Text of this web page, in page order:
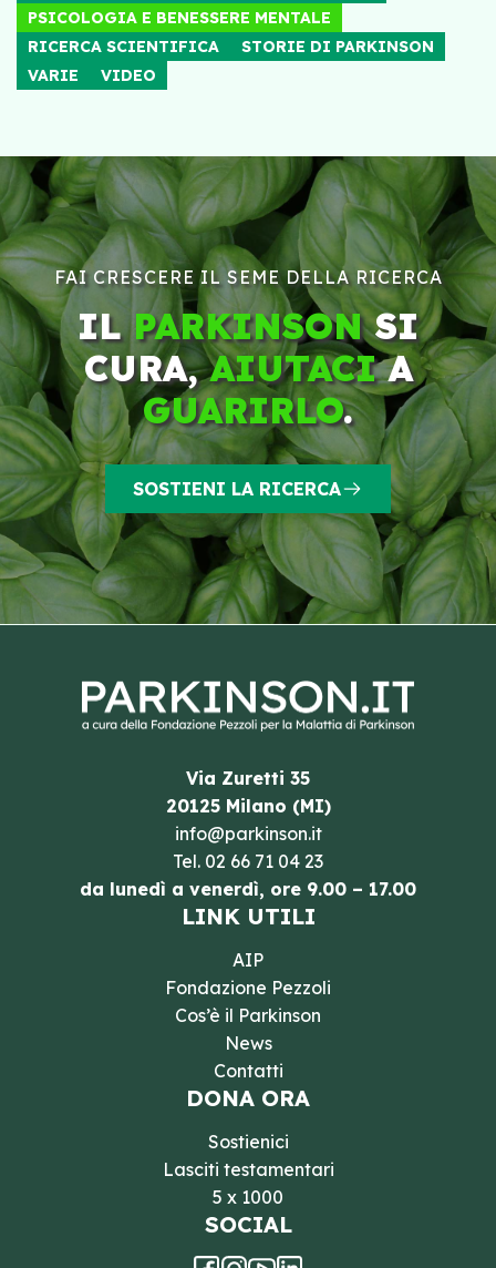
PSICOLOGIA E BENESSERE MENTALE
RICERCA SCIENTIFICA
STORIE DI PARKINSON
VARIE
VIDEO
FAI CRESCERE IL SEME DELLA RICERCA
ILPARKINSONSI
CURA,AIUTACIA
GUARIRLO.
SOSTIENI LA RICERCA
Via Zuretti 35
20125 Milano (MI)
info@parkinson.it
Tel. 02 66 71 04 23
da lunedì a venerdì, ore 9.00 – 17.00
LINK UTILI
AIP
Fondazione Pezzoli
Cos’è il Parkinson
News
Contatti
DONA ORA
Sostienici
Lasciti testamentari
5 x 1000
SOCIAL